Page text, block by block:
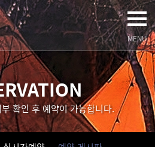
MENU
확인 후 예약이 가능합니다.